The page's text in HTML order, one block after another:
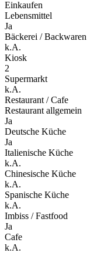
Einkaufen
Lebensmittel
Ja
Bäckerei / Backwaren
k.A.
Kiosk
2
Supermarkt
k.A.
Restaurant / Cafe
Restaurant allgemein
Ja
Deutsche Küche
Ja
Italienische Küche
k.A.
Chinesische Küche
k.A.
Spanische Küche
k.A.
Imbiss / Fastfood
Ja
Cafe
k.A.